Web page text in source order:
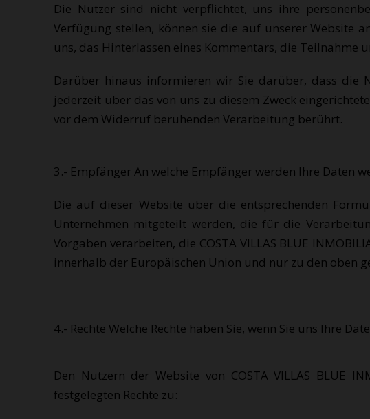
Die Nutzer sind nicht verpflichtet, uns ihre
Verfügung stellen, können sie die auf unserer Website
uns, das Hinterlassen eines Kommentars, die
Darüber hinaus informieren wir Sie darüber, dass die
jederzeit über das von uns zu diesem Zweck
vor dem Widerruf beruhenden Verarbeitung berührt.
3.- Empfänger An welche Empfänger werden Ihre Daten
Die auf dieser Website über die entsprechenden
Unternehmen mitgeteilt werden, die für die
Vorgaben verarbeiten, die COSTA VILLAS BLUE
innerhalb der Europäischen Union und nur zu den oben
4.- Rechte Welche Rechte haben Sie, wenn Sie uns Ihre
Den Nutzern der Website von COSTA VILLAS BLUE
festgelegten Rechte zu: